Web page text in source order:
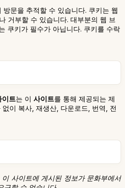
문을 추적할 수 있습니다. 쿠키는 웹
거부할 수 있습니다. 대부분의 웹 브
쿠키가 필수가 아닙니다. 쿠키를 수락
이트는 이 사이트를 통해 제공되는 제
이 복사, 재생산, 다운로드, 번역, 전
사이트에 게시된 정보가 문화부에서